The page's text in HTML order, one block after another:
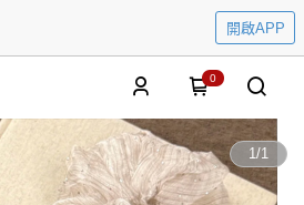
開啟APP
0
1/1